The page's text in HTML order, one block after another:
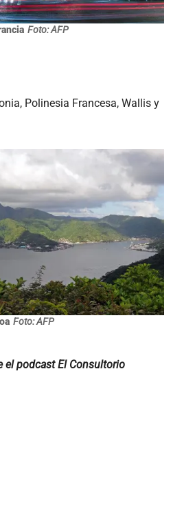
Foto: AFP
Polinesia Francesa, Wallis y
Foto: AFP
el podcast El Consultorio